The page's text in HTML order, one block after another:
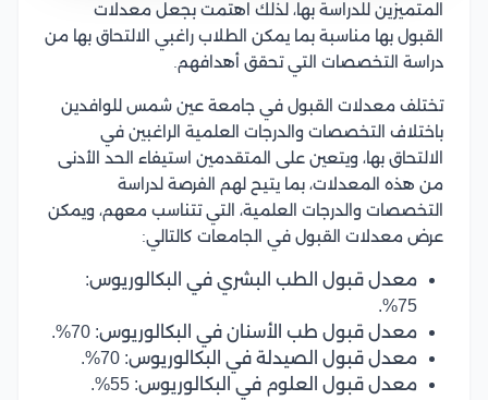
المتميزين للدراسة بها، لذلك اهتمت بجعل معدلات
القبول بها مناسبة بما يمكن الطلاب راغبي الالتحاق بها من
دراسة التخصصات التي تحقق أهدافهم.
تختلف معدلات القبول في جامعة عين شمس للوافدين
باختلاف التخصصات والدرجات العلمية الراغبين في
الالتحاق بها، ويتعين على المتقدمين استيفاء الحد الأدنى
من هذه المعدلات، بما يتيح لهم الفرصة لدراسة
التخصصات والدرجات العلمية، التي تتناسب معهم، ويمكن
عرض معدلات القبول في الجامعات كالتالي:
معدل قبول الطب البشري في البكالوريوس:
75%.
معدل قبول طب الأسنان في البكالوريوس: 70%.
معدل قبول الصيدلة في البكالوريوس: 70%.
معدل قبول العلوم في البكالوريوس: 55%.